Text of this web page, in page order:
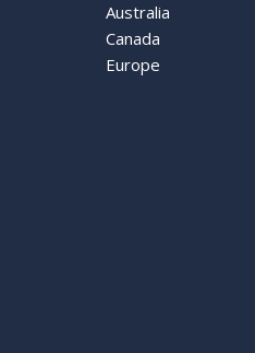
Australia
Canada
Europe